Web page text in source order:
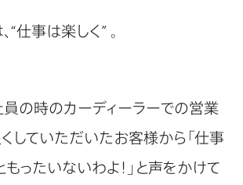
“仕事は楽しく” 。
員の時のカーディーラーでの営業
していただいたお客様から「仕事
ったいないわよ！」と声をかけて